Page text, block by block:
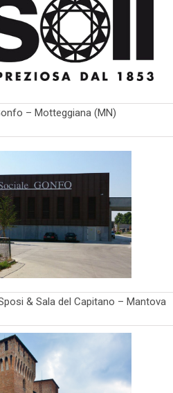
– Motteggiana (MN)
& Sala del Capitano – Mantova